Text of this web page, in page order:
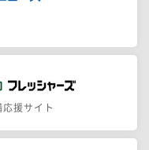
援サイト